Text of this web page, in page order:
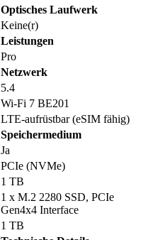
Optisches Laufwerk
Keine(r)
Leistungen
Pro
Netzwerk
5.4
Wi-Fi 7 BE201
LTE-aufrüstbar (eSIM fähig)
Speichermedium
Ja
PCIe (NVMe)
1 TB
1 x M.2 2280 SSD, PCIe
Gen4x4 Interface
1 TB